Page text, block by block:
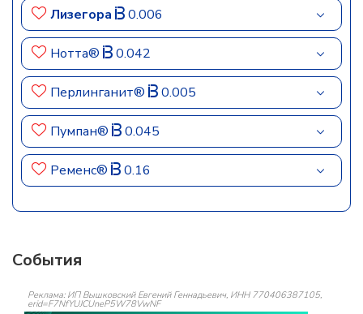
Лизегора 0.006
Нотта® 0.042
Перлинганит® 0.005
Пумпан® 0.045
Ременс® 0.16
События
Реклама: ИП Вышковский Евгений Геннадьевич, ИНН 770406387105,
erid=F7NfYUJCUneP5W78VwNF